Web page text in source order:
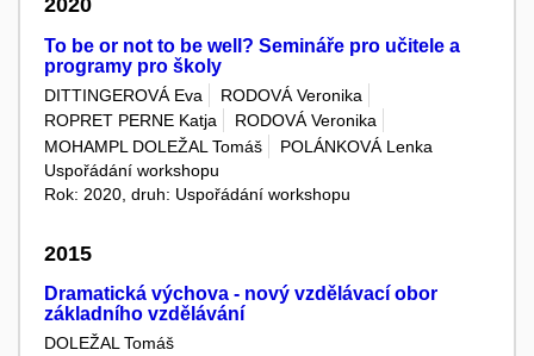
2020
To be or not to be well? Semináře pro učitele a
programy pro školy
DITTINGEROVÁ Eva
RODOVÁ Veronika
ROPRET PERNE Katja
RODOVÁ Veronika
MOHAMPL DOLEŽAL Tomáš
POLÁNKOVÁ Lenka
Uspořádání workshopu
Rok: 2020, druh: Uspořádání workshopu
2015
Dramatická výchova - nový vzdělávací obor
základního vzdělávání
DOLEŽAL Tomáš